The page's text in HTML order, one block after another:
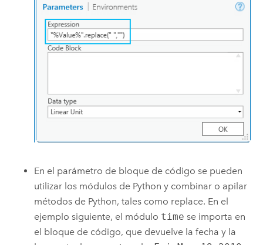
En el parámetro de bloque de código se pueden
utilizar los módulos de Python y combinar o apilar
métodos de Python, tales como replace. En el
ejemplo siguiente, el módulo time se importa en
el bloque de código, que devuelve la fecha y la